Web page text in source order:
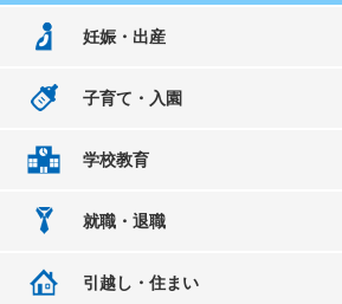
妊娠・出産
子育て・入園
学校教育
就職・退職
引越し・住まい